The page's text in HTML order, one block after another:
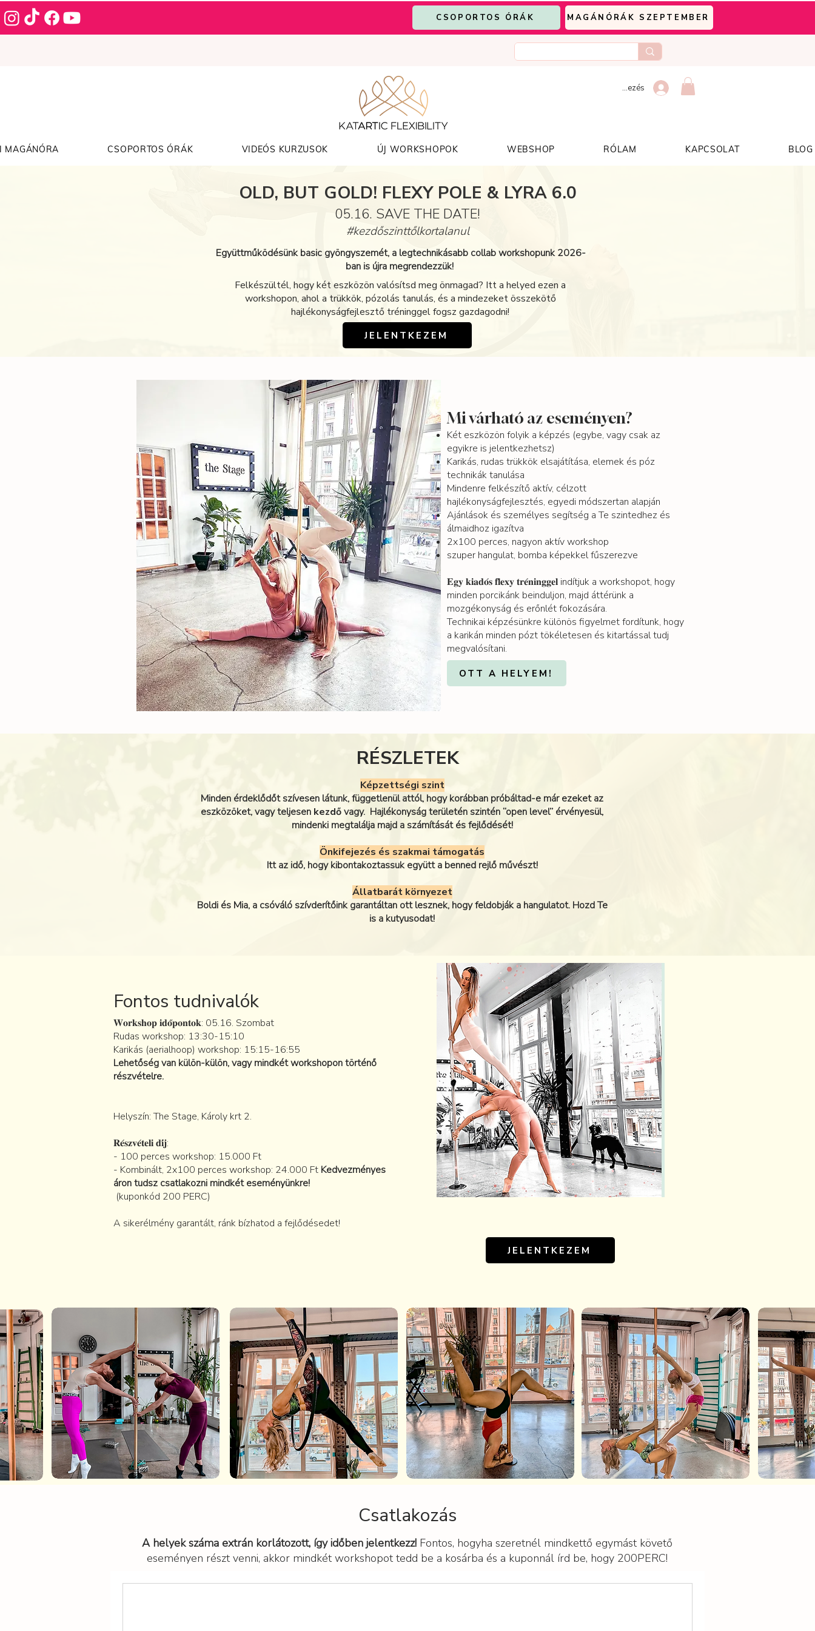
CSOPORTOS ÓRÁK MAGÁNÓRÁK SZEPTEMBER
Bejelentkezés
MAGÁNÓRA CSOPORTOS ÓRÁK VIDEÓS KURZUSOK ÚJ WORKSHOPOK WEBSHOP RÓLAM KAPCSOLAT BLOG
OLD, BUT GOLD! FLEXY POLE & LYRA 6.0
05.16. SAVE THE DATE!
#kezdőszinttőlkortalanul
Együttműködésünk basic gyöngyszemét, a legtechnikásabb collab workshopunk 2026-
ban is újra megrendezzük!
Felkészültél, hogy két eszközön valósítsd meg önmagad? Itt a helyed ezen a
workshopon, ahol a trükkök, pózolás tanulás, és a mindezeket összekötő
hajlékonyságfejlesztő tréninggel fogsz gazdagodni!
JELENTKEZEM
Mi várható az eseményen?
Két eszközön folyik a képzés (egybe, vagy csak az
egyikre is jelentkezhetsz)
Karikás, rudas trükkök elsajátítása, elemek és póz
technikák tanulása
Mindenre felkészítő aktív, célzott
hajlékonyságfejlesztés, egyedi módszertan alapján
Ajánlások és személyes segítség a Te szintedhez és
álmaidhoz igazítva
2x100 perces, nagyon aktív workshop
szuper hangulat, bomba képekkel fűszerezve
𝐄𝐠𝐲 𝐤𝐢𝐚𝐝𝐨́𝐬 𝐟𝐥𝐞𝐱𝐲 𝐭𝐫𝐞́𝐧𝐢𝐧𝐠𝐠𝐞𝐥 indítjuk a workshopot, hogy
minden porcikánk beinduljon, majd áttérünk a
mozgékonyság és erőnlét fokozására.
Technikai képzésünkre különös figyelmet fordítunk, hogy
a karikán minden pózt tökéletesen és kitartással tudj
megvalósítani.
OTT A HELYEM!
RÉSZLETEK
Képzettségi szint
Minden érdeklődőt szívesen látunk, függetlenül attól, hogy korábban próbáltad-e már ezeket az
eszközöket, vagy teljesen kezdővagy. Hajlékonyság területén szintén “open level” érvényesül,
mindenki megtalálja majd a számítását és fejlődését!
Önkifejezés és szakmai támogatás
Itt az idő, hogy kibontakoztassuk együtt a benned rejlő művészt!
Állatbarát környezet
Boldi és Mia, a csóváló szívderítőink garantáltan ott lesznek, hogy feldobják a hangulatot. Hozd Te
is a kutyusodat!
Fontos tudnivalók
𝐖𝐨𝐫𝐤𝐬𝐡𝐨𝐩 𝐢𝐝𝐨̋𝐩𝐨𝐧𝐭𝐨𝐤: 05.16. Szombat
Rudas workshop: 13:30-15:10
Karikás (aerialhoop) workshop: 15:15-16:55
Lehetőség van külön-külön, vagy mindkét workshopon történő
részvételre.
Helyszín: The Stage, Károly krt 2.
𝐑𝐞́𝐬𝐳𝐯𝐞́𝐭𝐞𝐥𝐢 𝐝𝐢́𝐣:
- 100 perces workshop: 15.000 Ft
- Kombinált, 2x100 perces workshop: 24.000 Ft Kedvezményes
áron tudsz csatlakozni mindkét eseményünkre!
(kuponkód 200 PERC)
A sikerélmény garantált, ránk bízhatod a fejlődésedet!
JELENTKEZEM
Csatlakozás
A helyek száma extrán korlátozott, így időben jelentkezz! ​ Fontos, hogyha szeretnél mindkettő egymást követő
eseményen részt venni, akkor mindkét workshopot tedd be a kosárba és a kuponnál írd be, hogy 200PERC!